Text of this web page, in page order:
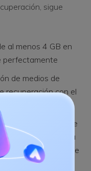
sigue
al menos 4 GB en
perfectamente
de medios de
recuperación con el
la computadora que
Recuerde ir a la
el orden de arranque